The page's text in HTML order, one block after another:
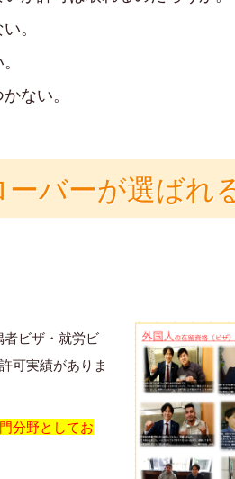
。
ない。
バーが選ばれ
者ビザ・就労ビ
可実績がありま
分野としてお